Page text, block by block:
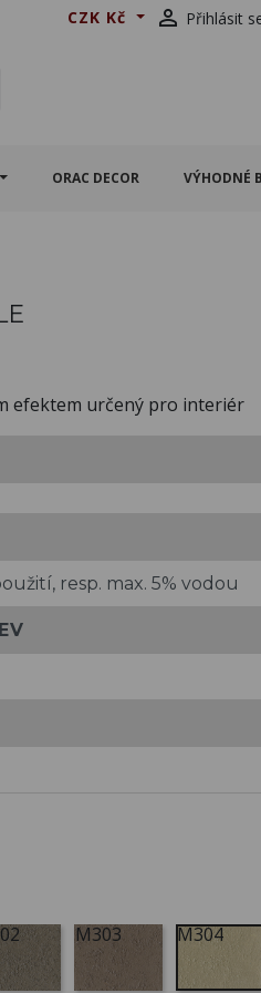
CZK Kč  Přihlásit
ORAC DECOR VÝHODNÉ
efektem určený pro interiér
resp. max. 5% vodou
M303 M304